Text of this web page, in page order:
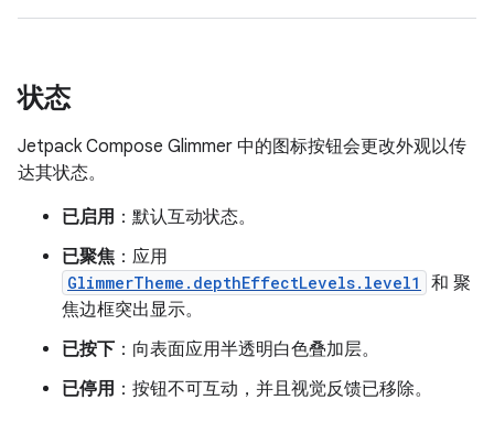
状态
Jetpack Compose Glimmer 中的图标按钮会更改外观以传
达其状态。
已启用 ：默认互动状态。
已聚焦 ：应用
GlimmerTheme.depthEffectLevels.level1
和 聚
焦边框突出显示。
已按下 ：向表面应用半透明白色叠加层。
已停用 ：按钮不可互动，并且视觉反馈已移除。